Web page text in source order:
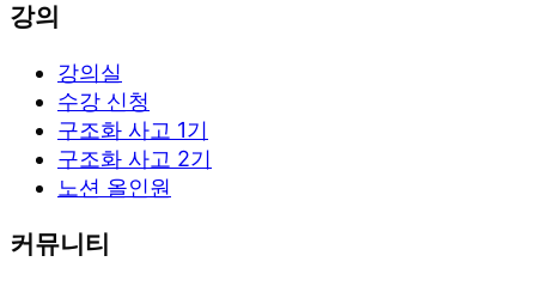
강의
강의실
수강 신청
구조화 사고 1기
구조화 사고 2기
노션 올인원
커뮤니티